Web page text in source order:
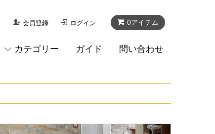
0アイテム
会員登録 ログイン
カテゴリー ガイド 問い合わせ